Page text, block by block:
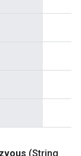
(String